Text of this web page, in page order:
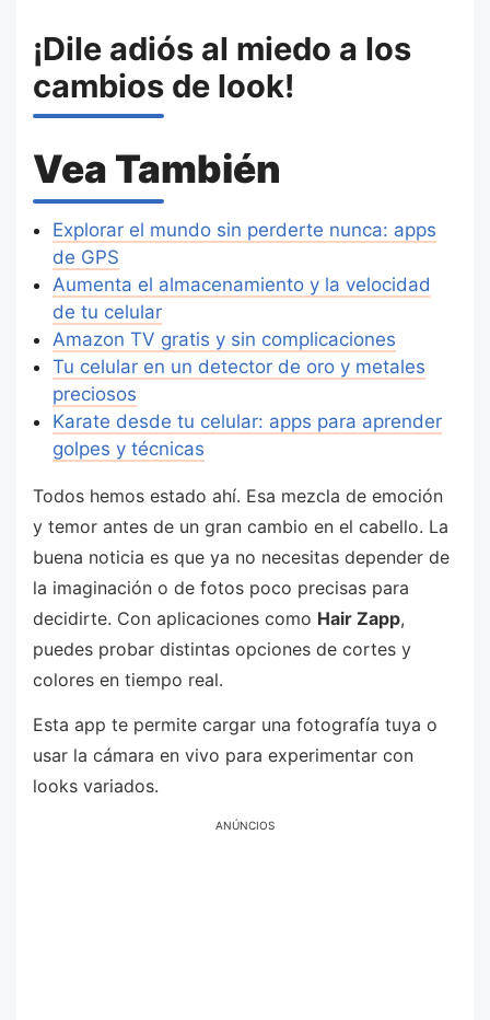
¡Dile adiós al miedo a los
cambios de look!
Vea También
Explorar el mundo sin perderte nunca: apps
de GPS
Aumenta el almacenamiento y la velocidad
de tu celular
Amazon TV gratis y sin complicaciones
Tu celular en un detector de oro y metales
preciosos
Karate desde tu celular: apps para aprender
golpes y técnicas
Todos hemos estado ahí. Esa mezcla de emoción
y temor antes de un gran cambio en el cabello. La
buena noticia es que ya no necesitas depender de
la imaginación o de fotos poco precisas para
decidirte. Con aplicaciones como Hair Zapp,
puedes probar distintas opciones de cortes y
colores en tiempo real.
Esta app te permite cargar una fotografía tuya o
usar la cámara en vivo para experimentar con
looks variados.
ANÚNCIOS